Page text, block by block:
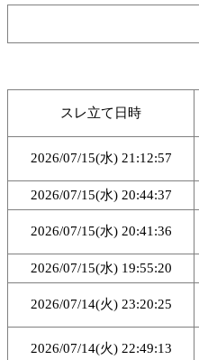
スレ立て日時
2026/07/15(水) 21:12:57
2026/07/15(水) 20:44:37
2026/07/15(水) 20:41:36
2026/07/15(水) 19:55:20
2026/07/14(火) 23:20:25
2026/07/14(火) 22:49:13